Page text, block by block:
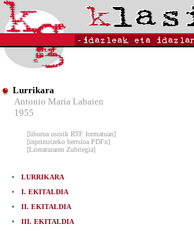
Lurrikara
Antonio Maria Labaien
1955
[liburua osorik RTF formatuan]
[inprimitzeko bertsioa PDFn]
[Literaturaren Zubitegia]
LURRIKARA
I. EKITALDIA
II. EKITALDIA
III. EKITALDIA